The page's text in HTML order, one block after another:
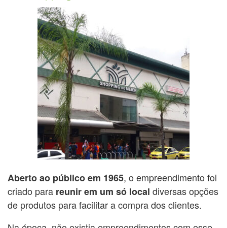
Aberto ao público em 1965, o empreendimento foi
criado para reunir em um só local diversas opções
de produtos para facilitar a compra dos clientes.